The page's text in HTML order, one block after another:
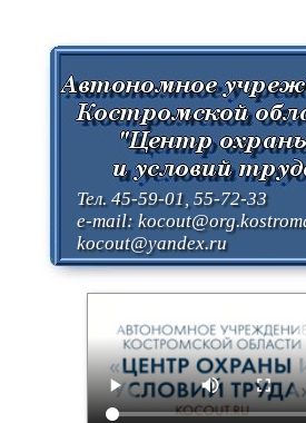
Тел. 45-59-01, 55-72-33
e-mail:
kocout@yandex.ru